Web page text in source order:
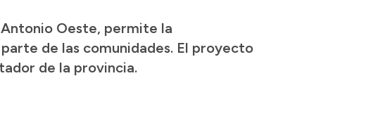
Oeste, permite la
de las comunidades. El proyecto
de la provincia.